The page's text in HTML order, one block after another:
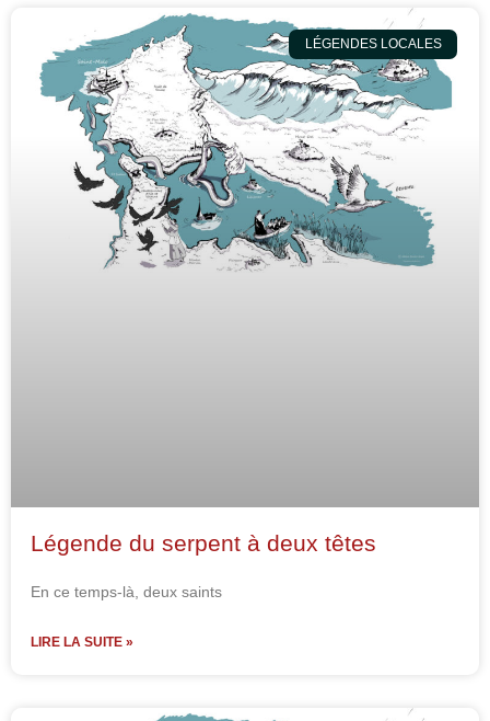
LÉGENDES LOCALES
Légende du serpent à deux têtes
En ce temps-là, deux saints
LIRE LA SUITE »